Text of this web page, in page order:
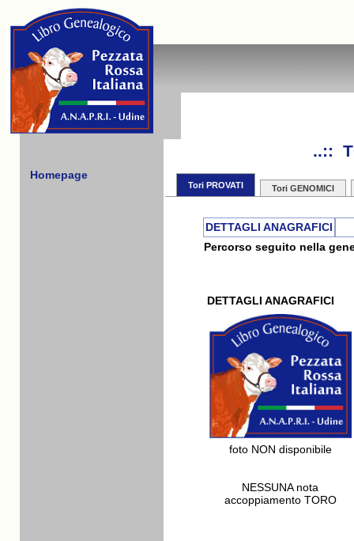
Homepage
..::
Tori PROVATI Tori GENOMICI
DETTAGLI ANAGRAFICI
Percorso seguito nella
DETTAGLI ANAGRAFICI
foto NON disponibile
NESSUNA nota
accoppiamento TORO